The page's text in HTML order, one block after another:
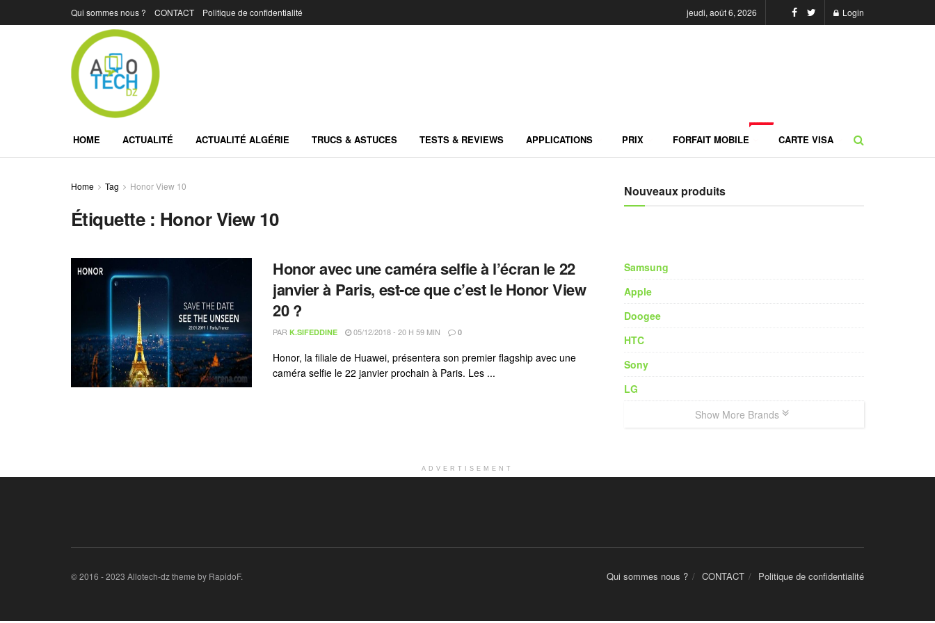
Qui sommes nous ? CONTACT Politique de confidentialité jeudi, août 6, 2026 Login
HOME ACTUALITÉ ACTUALITÉ ALGÉRIE TRUCS & ASTUCES TESTS & REVIEWS APPLICATIONS PRIX FORFAIT MOBILE CARTE VISA
Home Tag Honor View 10
Étiquette : Honor View 10
Honor avec une caméra selfie à l’écran le 22
janvier à Paris, est-ce que c’est le Honor View
20 ?
PAR K.SIFEDDINE 05/12/2018 - 20 H 59 MIN 0
Honor, la filiale de Huawei, présentera son premier flagship avec une
caméra selfie le 22 janvier prochain à Paris. Les ...
Nouveaux produits
Samsung
Apple
Doogee
HTC
Sony
LG
Show More Brands
ADVERTISEMENT
Qui sommes nous ? CONTACT Politique de confidentialité
© 2016 - 2023 Allotech-dz theme by RapidoF.